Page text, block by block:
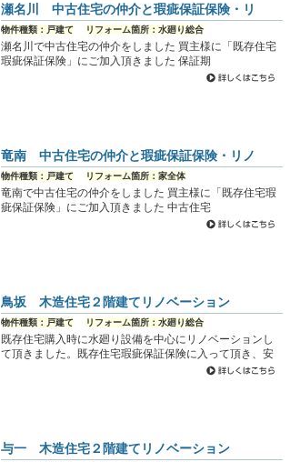
瀬名川 中古住宅の仲介と瑕疵保証保険・リ
物件種類：戸建て リフォーム箇所：水廻り総合
瀬名川で中古住宅の仲介をしました 買主様に「既存住宅
瑕疵保証保険」にご加入頂きました 保証期
竜南 中古住宅の仲介と瑕疵保証保険・リノ
物件種類：戸建て リフォーム箇所：家全体
竜南で中古住宅の仲介をしました 買主様に「既存住宅瑕
疵保証保険」にご加入頂きました 中古住宅
鳥坂 木造住宅２階建てリノベーション
物件種類：戸建て リフォーム箇所：水廻り総合
既存住宅購入時に水廻り設備を中心にリノベーションし
て頂きました。既存住宅瑕疵保証保険に入って頂き、安
与一 木造住宅２階建てリノベーション